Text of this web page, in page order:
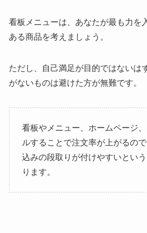
看板メニューは、あなたが最も力を
ある商品を考えましょう。
ただし、自己満足が目的ではないは
がないものは避けた方が無難です。
看板やメニュー、ホームページ
ルすることで注文率が上がるの
込みの段取りが付けやすいとい
ります。